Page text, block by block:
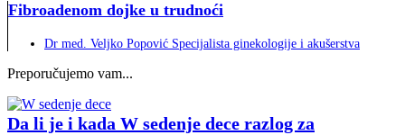
Fibroadenom dojke u trudnoći
Dr med. Veljko Popović Specijalista ginekologije i akušerstva
Preporučujemo vam...
Da li je i kada W sedenje dece razlog za